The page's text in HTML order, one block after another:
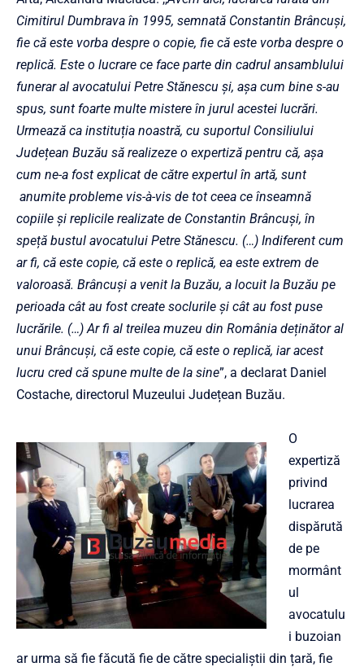
Cimitirul Dumbrava în 1995, semnată Constantin Brâncuși,
fie că este vorba despre o copie, fie că este vorba despre o
replică. Este o lucrare ce face parte din cadrul ansamblului
funerar al avocatului Petre Stănescu și, așa cum bine s-au
spus, sunt foarte multe mistere în jurul acestei lucrări.
Urmează ca instituția noastră, cu suportul Consiliului
Județean Buzău să realizeze o expertiză pentru că, așa
cum ne-a fost explicat de către expertul în artă, sunt
anumite probleme vis-à-vis de tot ceea ce înseamnă
copiile și replicile realizate de Constantin Brâncuși, în
speță bustul avocatului Petre Stănescu. (…) Indiferent cum
ar fi, că este copie, că este o replică, ea este extrem de
valoroasă. Brâncuși a venit la Buzău, a locuit la Buzău pe
perioada cât au fost create soclurile și cât au fost puse
lucrările. (…) Ar fi al treilea muzeu din România deținător al
unui Brâncuși, că este copie, că este o replică, iar acest
lucru cred că spune multe de la sine”, a declarat Daniel
Costache, directorul Muzeului Județean Buzău.
O
expertiză
privind
lucrarea
dispărută
de pe
mormânt
ul
avocatulu
i buzoian
ar urma să fie făcută fie de către specialiștii din țară, fie